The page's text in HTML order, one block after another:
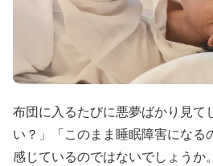
布団に入るたびに悪夢ばかり見て
い？」「このまま睡眠障害になる
感じているのではないでしょうか。